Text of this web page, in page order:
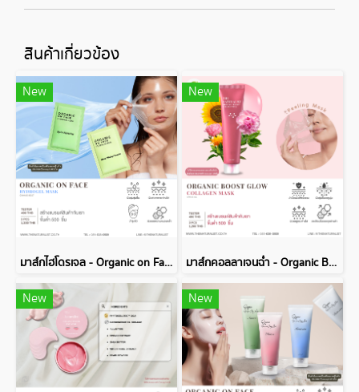
สินค้าเกี่ยวข้อง
New
มาส์กไฮโดรเจล - Organic on Face Hydrogel Mask
New
มาส์กคอลลาเจนฉ่ำ - Organic Boost Glow Collagen Mask
New New